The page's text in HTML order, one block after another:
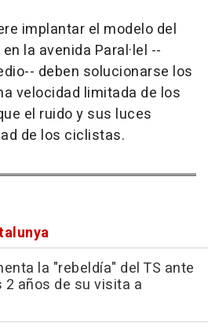
implantar el modelo del
la avenida Paral·lel --
deben solucionarse los
velocidad limitada de los
el ruido y sus luces
de los ciclistas.
la "rebeldía" del TS ante
años de su visita a